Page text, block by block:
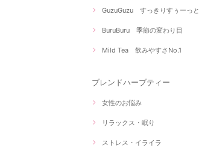
GuzuGuzu すっきりすぅーっと
BuruBuru 季節の変わり目
Mild Tea 飲みやすさNo.1
ブレンドハーブティー
女性のお悩み
リラックス・眠り
ストレス・イライラ